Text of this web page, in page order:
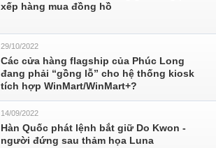
xếp hàng mua đồng hồ
29/10/2022
Các cửa hàng flagship của Phúc Long
đang phải “gồng lỗ” cho hệ thống kiosk
tích hợp WinMart/WinMart+?
14/09/2022
Hàn Quốc phát lệnh bắt giữ Do Kwon -
người đứng sau thảm họa Luna